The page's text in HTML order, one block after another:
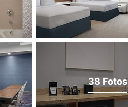
38 Fotos